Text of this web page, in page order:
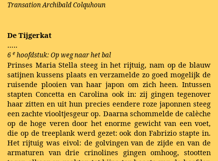
Transation Archibald Colquhoun
De Tijgerkat
…..
6 e hoofdstuk: Op weg naar het bal
Prinses Maria Stella steeg in het rijtuig, nam op de blauw
satijnen kussens plaats en verzamelde zo goed mogelijk de
ruisende plooien van haar japon om zich heen. Intussen
stapten Concetta en Carolina ook in: zij gingen tegenover
haar zitten en uit hun precies eendere roze japonnen steeg
een zachte viooltjesgeur op. Daarna schommelde de calèche
op de hoge veren door het enorme gewicht van een voet,
die op de treeplank werd gezet: ook don Fabrizio stapte in.
Het rijtuig was eivol: de golvingen van de zijde en van de
armaturen van drie crinolines gingen omhoog, stootten